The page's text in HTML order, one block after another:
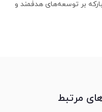
بر توسعه‌های هدفمند و
مرتبط